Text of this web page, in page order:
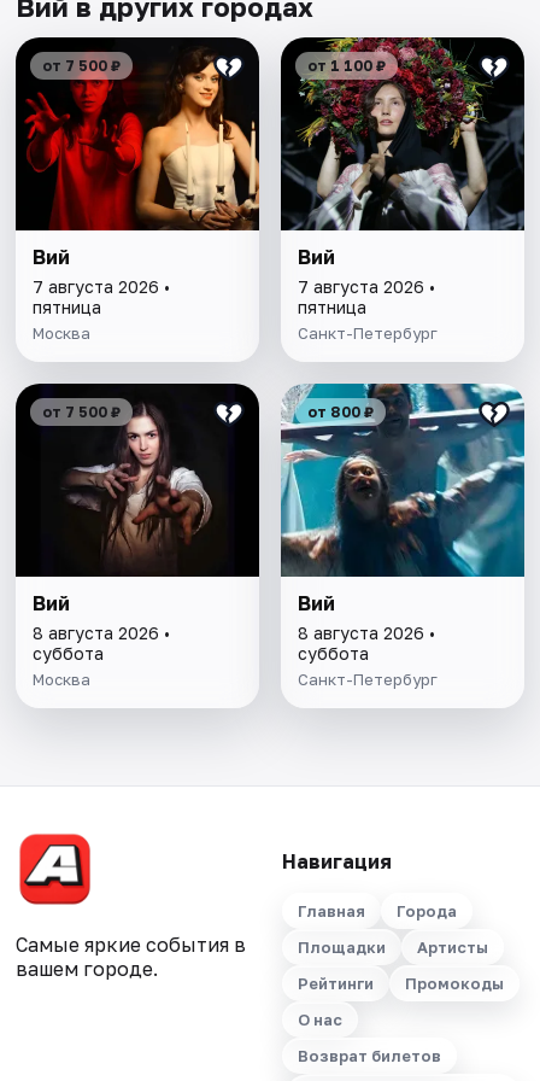
Вий в других городах
от 7 500 ₽
Вий
7 августа 2026 •
пятница
Москва
от 1 100 ₽
Вий
7 августа 2026 •
пятница
Санкт-Петербург
от 7 500 ₽
Вий
8 августа 2026 •
суббота
Москва
от 800 ₽
Вий
8 августа 2026 •
суббота
Санкт-Петербург
Самые яркие события в
вашем городе.
Навигация
Главная
Города
Площадки
Артисты
Рейтинги
Промокоды
О нас
Возврат билетов